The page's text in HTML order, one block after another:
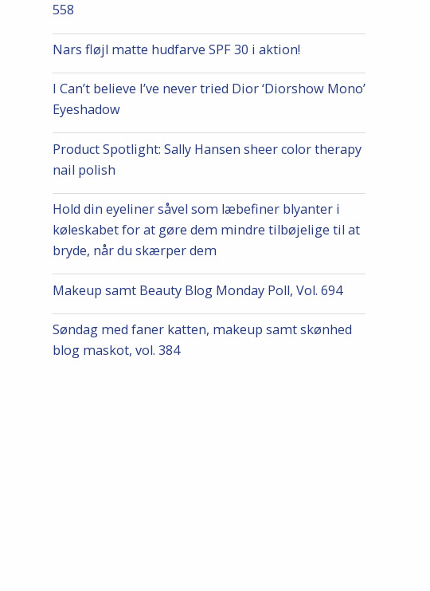
558
Nars fløjl matte hudfarve SPF 30 i aktion!
I Can’t believe I’ve never tried Dior ‘Diorshow Mono’
Eyeshadow
Product Spotlight: Sally Hansen sheer color therapy
nail polish
Hold din eyeliner såvel som læbefiner blyanter i
køleskabet for at gøre dem mindre tilbøjelige til at
bryde, når du skærper dem
Makeup samt Beauty Blog Monday Poll, Vol. 694
Søndag med faner katten, makeup samt skønhed
blog maskot, vol. 384